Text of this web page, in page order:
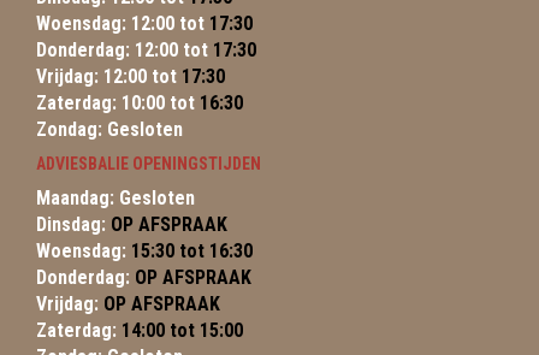
Woensdag: 12:00 tot 17:30
Donderdag: 12:00 tot 17:30
Vrijdag: 12:00 tot 17:30
Zaterdag: 10:00 tot 16:30
Zondag: Gesloten
ADVIESBALIE OPENINGSTIJDEN
Maandag: Gesloten
Dinsdag: OP AFSPRAAK
Woensdag: 15:30 tot 16:30
Donderdag: OP AFSPRAAK
Vrijdag: OP AFSPRAAK
Zaterdag: 14:00 tot 15:00